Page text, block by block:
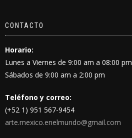
CONTACTO
Horario:
Lunes a Viernes de 9:00 am a 08:00 pm
Sábados de 9:00 am a 2:00 pm
Teléfono y correo:
(+52 1) 951 567-9454
arte.mexico.enelmundo@gmail.com